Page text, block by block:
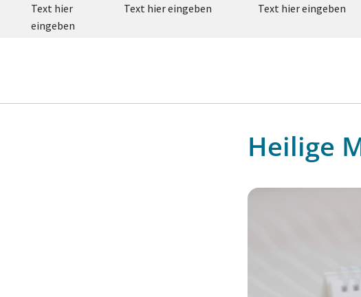
Text hier
eingeben
Text hier eingeben Text hier eingeben
Heilige